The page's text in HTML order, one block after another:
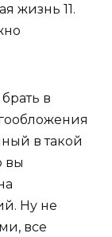
жизнь 11.
в
в такой
вы
Ну не
все